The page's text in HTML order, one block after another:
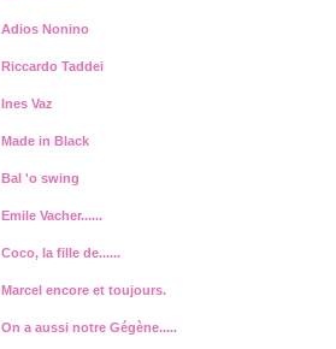
Adios Nonino
Riccardo Taddei
Ines Vaz
Made in Black
Bal 'o swing
Emile Vacher......
Coco, la fille de......
Marcel encore et toujours.
On a aussi notre Gégène.....